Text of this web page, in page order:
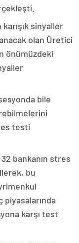
sinyaller
olan Üretici
önümüzdeki
bile
testi
32 bankanın stres
bu
piyasalarında
karşı test